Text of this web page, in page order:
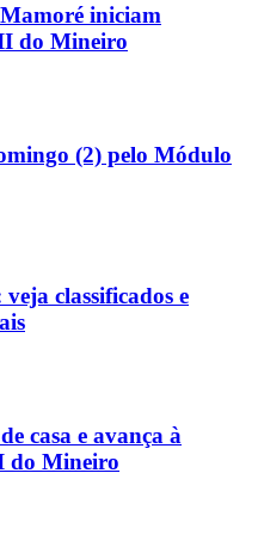
iniciam
do Mineiro
(2) pelo Módulo
classificados e
casa e avança à
do Mineiro